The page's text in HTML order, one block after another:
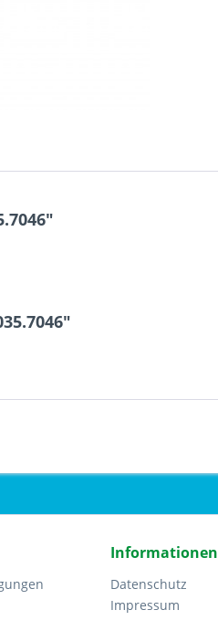
Informationen
Datenschutz
Impressum